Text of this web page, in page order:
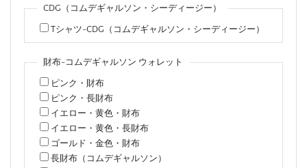
CDG（コムデギャルソン・シーディージー）
Tシャツ-CDG（コムデギャルソン・シーディージー）
財布-コムデギャルソン ウォレット
ピンク・財布
ピンク・長財布
イエロー・黄色・財布
イエロー・黄色・長財布
ゴールド・金色・財布
長財布（コムデギャルソン）